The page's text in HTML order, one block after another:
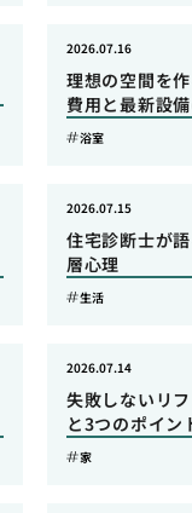
理想の空間を
費用と最新設
2026.07.16
浴室
住宅診断士が
層心理
2026.07.15
生活
失敗しないリ
と3つのポイン
2026.07.14
家